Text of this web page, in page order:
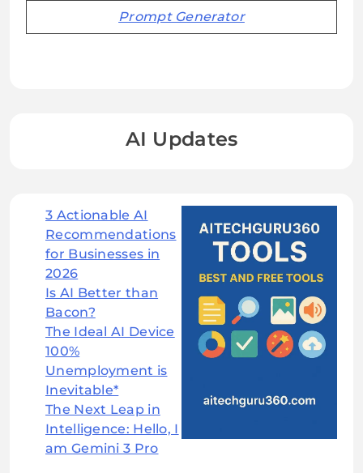
Prompt Generator
AI Updates
3 Actionable AI
Recommendations
for Businesses in
2026
Is AI Better than
Bacon?
The Ideal AI Device
100%
Unemployment is
Inevitable*
The Next Leap in
Intelligence: Hello, I
am Gemini 3 Pro